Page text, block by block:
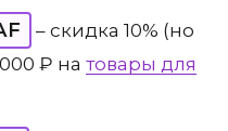
– скидка 10% (но
₽ на товары для